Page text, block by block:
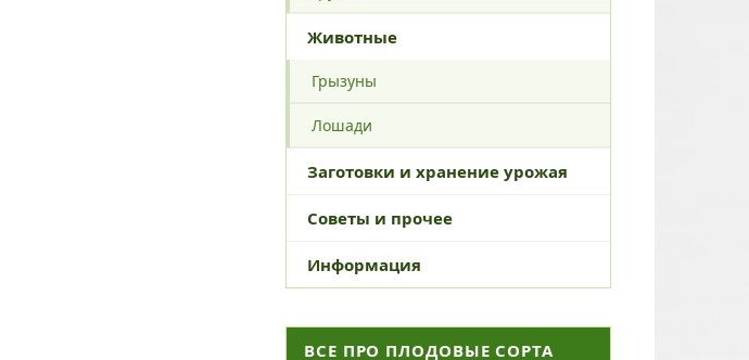
Животные
Грызуны
Лошади
Заготовки и хранение урожая
Советы и прочее
Информация
ВСЕ ПРО ПЛОДОВЫЕ СОРТА